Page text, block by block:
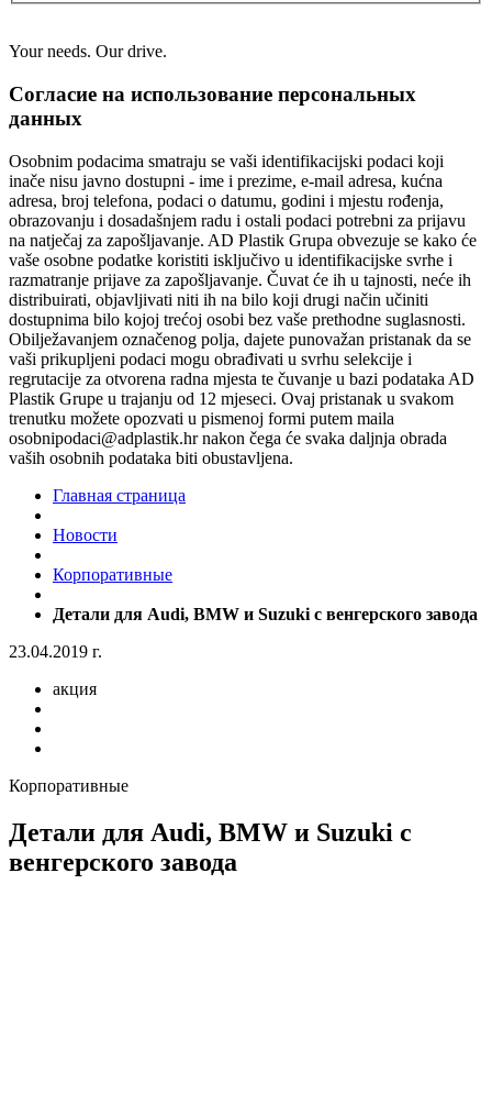
Your needs. Our drive.
Согласие на использование персональных
данных
Osobnim podacima smatraju se vaši identifikacijski podaci koji
inače nisu javno dostupni - ime i prezime, e-mail adresa, kućna
adresa, broj telefona, podaci o datumu, godini i mjestu rođenja,
obrazovanju i dosadašnjem radu i ostali podaci potrebni za prijavu
na natječaj za zapošljavanje. AD Plastik Grupa obvezuje se kako će
vaše osobne podatke koristiti isključivo u identifikacijske svrhe i
razmatranje prijave za zapošljavanje. Čuvat će ih u tajnosti, neće ih
distribuirati, objavljivati niti ih na bilo koji drugi način učiniti
dostupnima bilo kojoj trećoj osobi bez vaše prethodne suglasnosti.
Obilježavanjem označenog polja, dajete punovažan pristanak da se
vaši prikupljeni podaci mogu obrađivati u svrhu selekcije i
regrutacije za otvorena radna mjesta te čuvanje u bazi podataka AD
Plastik Grupe u trajanju od 12 mjeseci. Ovaj pristanak u svakom
trenutku možete opozvati u pismenoj formi putem maila
osobnipodaci@adplastik.hr nakon čega će svaka daljnja obrada
vaših osobnih podataka biti obustavljena.
Главная страница
Новости
Корпоративные
Детали для Audi, BMW и Suzuki с венгерского завода
23.04.2019 г.
акция
Корпоративные
Детали для Audi, BMW и Suzuki с
венгерского завода